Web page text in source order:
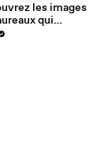
qui
- uUne femme